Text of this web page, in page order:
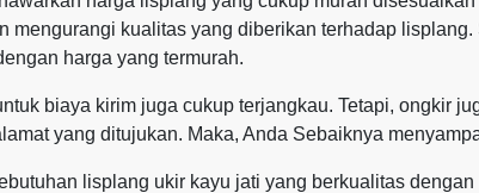
mengurangi kualitas yang diberikan terhadap
harga yang termurah.
biaya kirim juga cukup terjangkau. Tetapi, ongkir
yang ditujukan. Maka, Anda Sebaiknya
lisplang ukir kayu jati yang berkualitas